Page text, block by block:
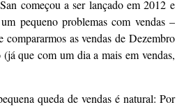
começou a ser lançado em 2012 e
pequeno problemas com vendas –
as vendas de Dezembro
que com um dia a mais em vendas,
queda de vendas é natural: Por